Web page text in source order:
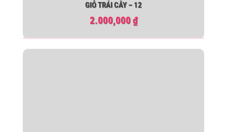
GIỎ TRÁI CÂY – 12
2.000,000₫